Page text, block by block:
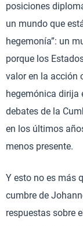
posiciones
un mundo que
hegemonía”: un
porque los
valor en la acción
hegemónica dirija
debates de la
en los últimos
menos presente.
Y esto no es más
cumbre de
respuestas sobre